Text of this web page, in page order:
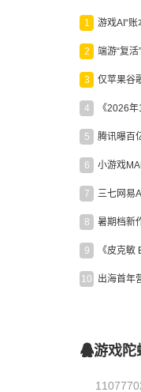
1
2
3
4 《2026
5
6 小游戏
7
8
9
10
游戏陀